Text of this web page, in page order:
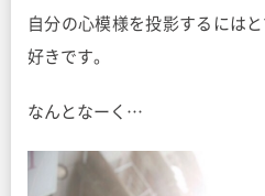
自分の心模様を投影するには
好きです。
なんとなーく…